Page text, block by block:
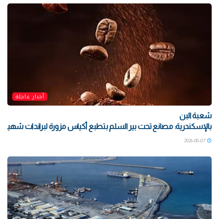
أخبار عاجلة
شعبة البن
بالإسكندرية: مصانع تحت بير السلم بتطبع أكياس مزورة لبراندات شهيرة